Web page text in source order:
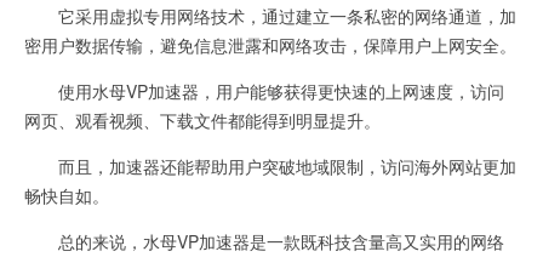
它采用虚拟专用网络技术，通过建立一条私密的网络通道，加
密用户数据传输，避免信息泄露和网络攻击，保障用户上网安全。
使用水母VP加速器，用户能够获得更快速的上网速度，访问
网页、观看视频、下载文件都能得到明显提升。
而且，加速器还能帮助用户突破地域限制，访问海外网站更加
畅快自如。
总的来说，水母VP加速器是一款既科技含量高又实用的网络